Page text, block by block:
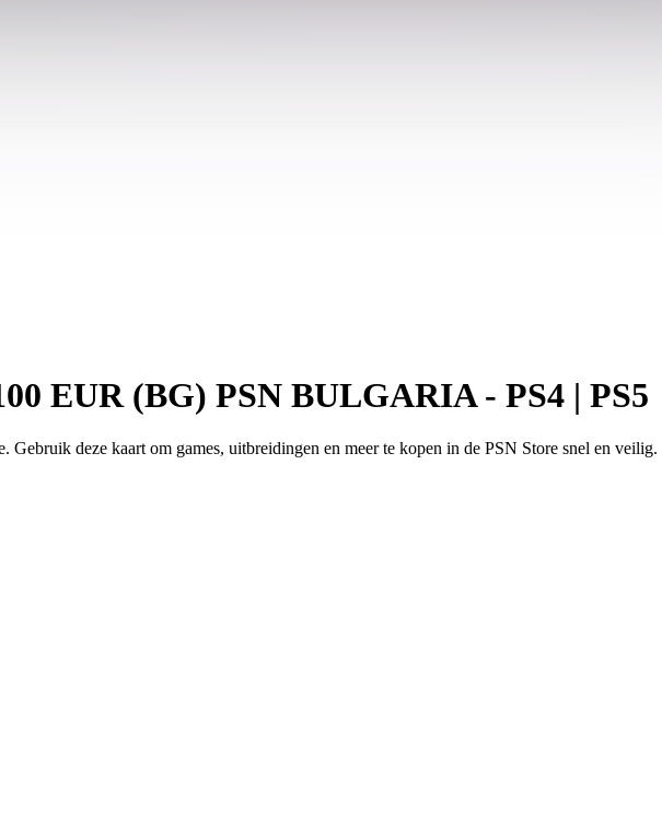
EUR (BG) PSN BULGARIA - PS4 | PS5
deze kaart om games, uitbreidingen en meer te kopen in de PSN Store snel en veilig.